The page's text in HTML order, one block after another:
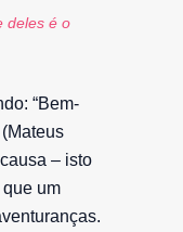
deles é o
“Bem-
– isto
um